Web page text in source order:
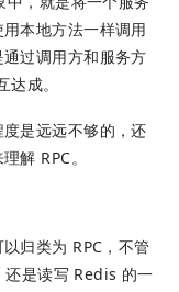
本地方法一样调用
过调用方和服务方
成。
是远远不够的，还
解 RPC。
归类为 RPC，不管
还是读写 Redis 的一